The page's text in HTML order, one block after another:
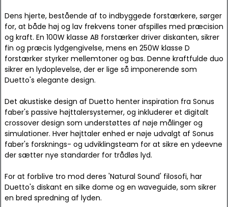
Dens hjerte, bestående af to indbyggede forstærkere, sørger
for, at både høj og lav frekvens toner afspilles med præcision
og kraft. En 100W klasse AB forstærker driver diskanten, sikrer
fin og præcis lydgengivelse, mens en 250W klasse D
forstærker styrker mellemtoner og bas. Denne kraftfulde duo
sikrer en lydoplevelse, der er lige så imponerende som
Duetto's elegante design.
Det akustiske design af Duetto henter inspiration fra Sonus
faber's passive højttalersystemer, og inkluderer et digitalt
crossover design som understøttes af nøje målinger og
simulationer. Hver højttaler enhed er nøje udvalgt af Sonus
faber's forsknings- og udviklingsteam for at sikre en ydeevne
der sætter nye standarder for trådløs lyd.
For at forblive tro mod deres 'Natural Sound' filosofi, har
Duetto's diskant en silke dome og en waveguide, som sikrer
en bred spredning af lyden.